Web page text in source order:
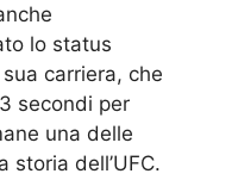
lo status
carriera, che
secondi per
una delle
storia dell’UFC.